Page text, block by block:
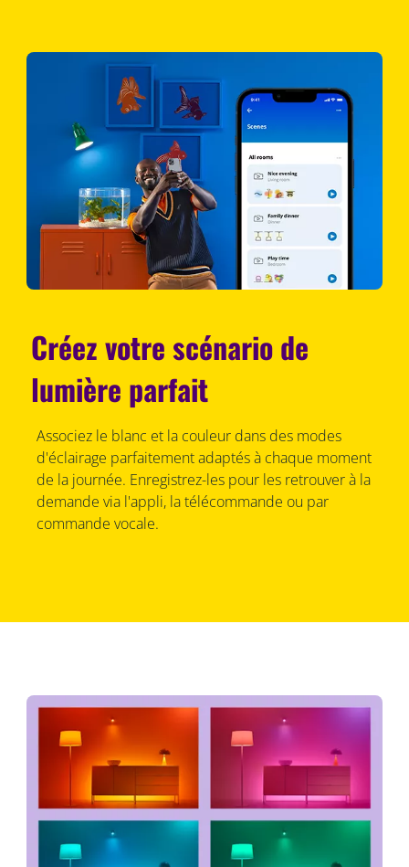
Créez votre scénario de
lumière parfait
Associez le blanc et la couleur dans des modes
d'éclairage parfaitement adaptés à chaque moment
de la journée. Enregistrez-les pour les retrouver à la
demande via l'appli, la télécommande ou par
commande vocale.